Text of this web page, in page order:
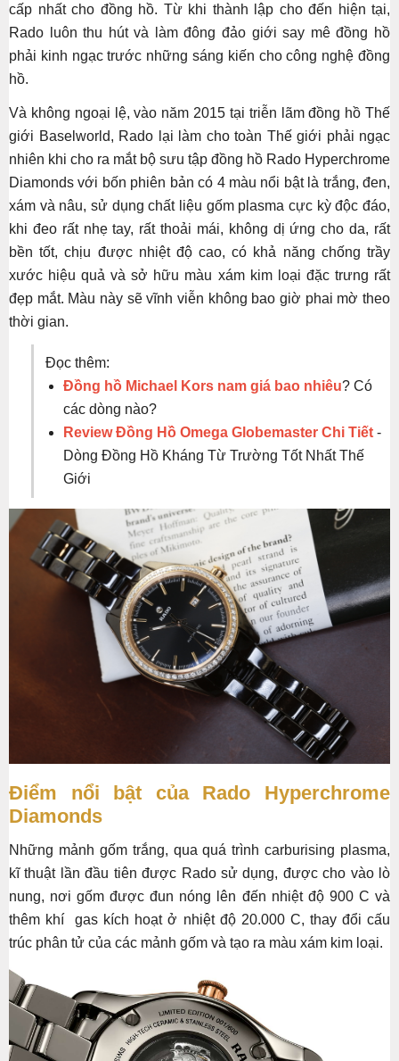
cấp nhất cho đồng hồ. Từ khi thành lập cho đến hiện tại,
Rado luôn thu hút và làm đông đảo giới say mê đồng hồ
phải kinh ngạc trước những sáng kiến cho công nghệ đồng
hồ.
Và không ngoại lệ, vào năm 2015 tại triễn lãm đồng hồ Thế
giới Baselworld, Rado lại làm cho toàn Thế giới phải ngạc
nhiên khi cho ra mắt bộ sưu tập đồng hồ Rado Hyperchrome
Diamonds với bốn phiên bản có 4 màu nổi bật là trắng, đen,
xám và nâu, sử dụng chất liệu gốm plasma cực kỳ độc đáo,
khi đeo rất nhẹ tay, rất thoải mái, không dị ứng cho da, rất
bền tốt, chịu được nhiệt độ cao, có khả năng chống trầy
xước hiệu quả và sở hữu màu xám kim loại đặc trưng rất
đẹp mắt. Màu này sẽ vĩnh viễn không bao giờ phai mờ theo
thời gian.
Đọc thêm:
Đồng hồ Michael Kors nam giá bao nhiêu? Có
các dòng nào?
Review Đồng Hồ Omega Globemaster Chi Tiết -
Dòng Đồng Hồ Kháng Từ Trường Tốt Nhất Thế
Giới
Điểm nổi bật của Rado Hyperchrome
Diamonds
Những mảnh gốm trắng, qua quá trình carburising plasma,
kĩ thuật lần đầu tiên được Rado sử dụng, được cho vào lò
nung, nơi gốm được đun nóng lên đến nhiệt độ 900 C và
thêm khí gas kích hoạt ở nhiệt độ 20.000 C, thay đổi cấu
trúc phân tử của các mảnh gốm và tạo ra màu xám kim loại.